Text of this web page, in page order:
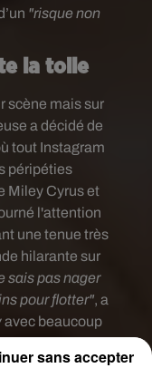
"risque non
la toile
scène mais sur
a décidé de
tout Instagram
péripéties
Miley Cyrus et
l'attention
une tenue très
hilarante sur
sais pas nager
pour flotter", a
avec beaucoup
sans accepter